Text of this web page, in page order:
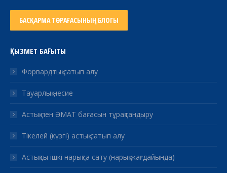
БАСҚАРМА ТӨРАҒАСЫНЫҢ БЛОГЫ
ҚЫЗМЕТ БАҒЫТЫ
Форвардтық сатып алу
Тауарлық несие
Астық пен ӘМАТ бағасын тұрақтандыру
Тікелей (күзгі) астық сатып алу
Астықты ішкі нарықта сату (нарық жағдайында)